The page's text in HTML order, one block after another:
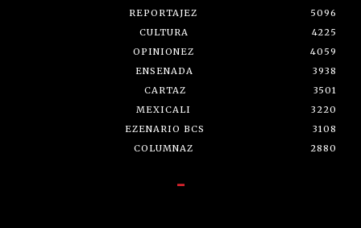
REPORTAJEZ
5096
CULTURA
4225
OPINIONEZ
4059
ENSENADA
3938
CARTAZ
3501
MEXICALI
3220
EZENARIO BCS
3108
COLUMNAZ
2880
-